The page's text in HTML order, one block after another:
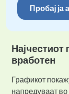
Пробај ја
Најчестиот
вработен
Графикот
напредуваат во